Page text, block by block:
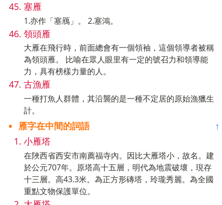
塞雁
1.亦作「塞鴈」。 2.塞鴻。
領頭雁
大雁在飛行時，前面總會有一個領袖，這個領導者被稱
為領頭雁。 比喻在眾人眼里有一定的號召力和領導能
力，具有榜樣力量的人。
古漁雁
一種打魚人群體，其沿襲的是一種不定居的原始漁獵生
計。
雁字在中間的詞語
↑
小雁塔
在陜西省西安市南薦福寺內。因比大雁塔小，故名。建
於公元707年。原塔高十五層，明代為地震破壞，現存
十三層。高43.3米。為正方形磚塔，玲瓏秀麗。為全國
重點文物保護單位。